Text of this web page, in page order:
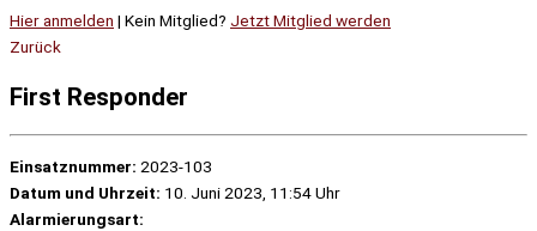
Hier anmelden | Kein Mitglied? Jetzt Mitglied werden
Zurück
First Responder
Einsatznummer: 2023-103
Datum und Uhrzeit: 10. Juni 2023, 11:54 Uhr
Alarmierungsart: